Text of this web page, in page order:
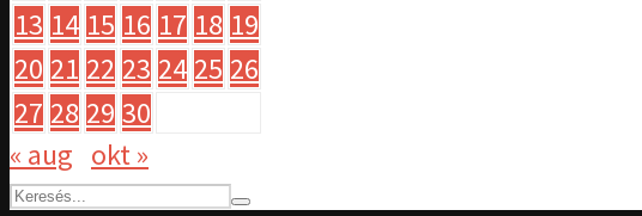
13 14 15 16 17 18 19
20 21 22 23 24 25 26
27 28 29 30
« aug okt »